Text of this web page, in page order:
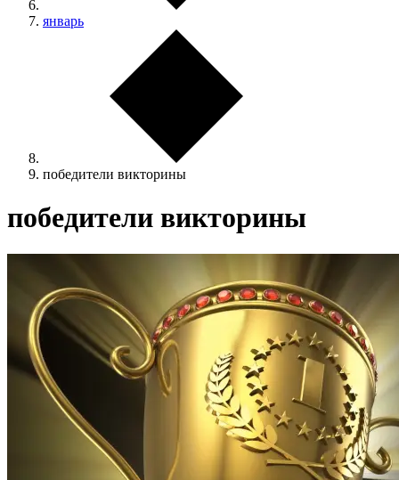
январь
победители викторины
победители викторины